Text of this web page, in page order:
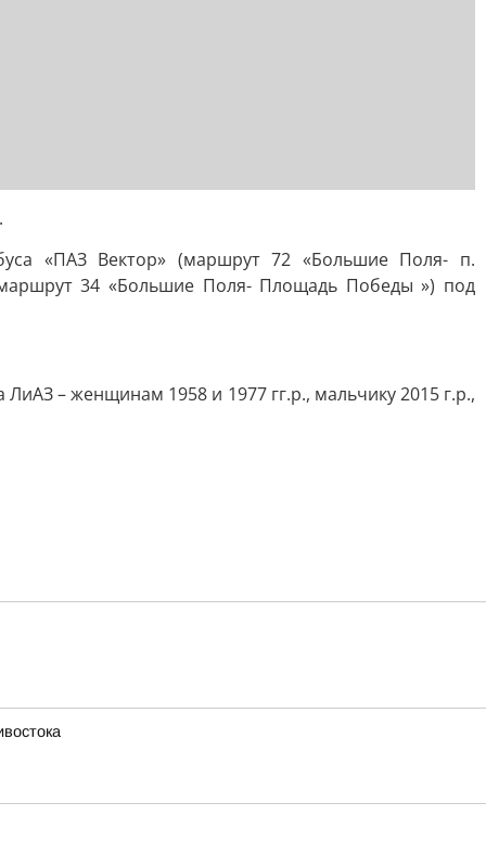
«ПАЗ Вектор» (маршрут 72 «Большие Поля- п.
34 «Большие Поля- Площадь Победы ») под
– женщинам 1958 и 1977 гг.р., мальчику 2015 г.р.,